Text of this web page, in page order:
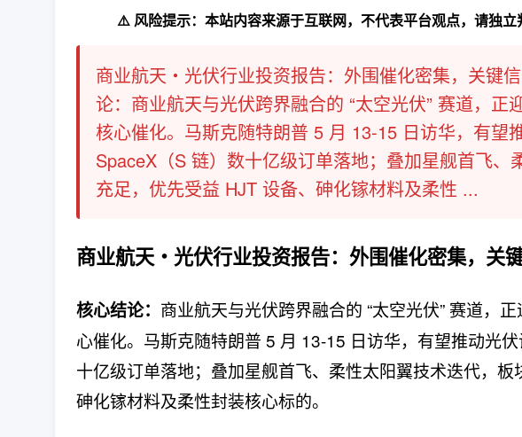
⚠️ 风险提示：本站内容来源于互联网，不代表平台观点，请独立
商业航天・光伏行业投资报告：外围催化密集，关键
论：商业航天与光伏跨界融合的 “太空光伏” 赛道，
核心催化。马斯克随特朗普 5 月 13-15 日访华，有望
SpaceX（S 链）数十亿级订单落地；叠加星舰首飞
充足，优先受益 HJT 设备、砷化镓材料及柔性 ...
商业航天・光伏行业投资报告： 外围催化密集，关
核心结论： 商业航天与光伏跨界融合的 “太空光伏” 赛道，正
心催化。马斯克随特朗普 5 月 13-15 日访华，有望推动光
十亿级订单落地；叠加星舰首飞、柔性太阳翼技术迭代，板
砷化镓材料及柔性封装核心标的。